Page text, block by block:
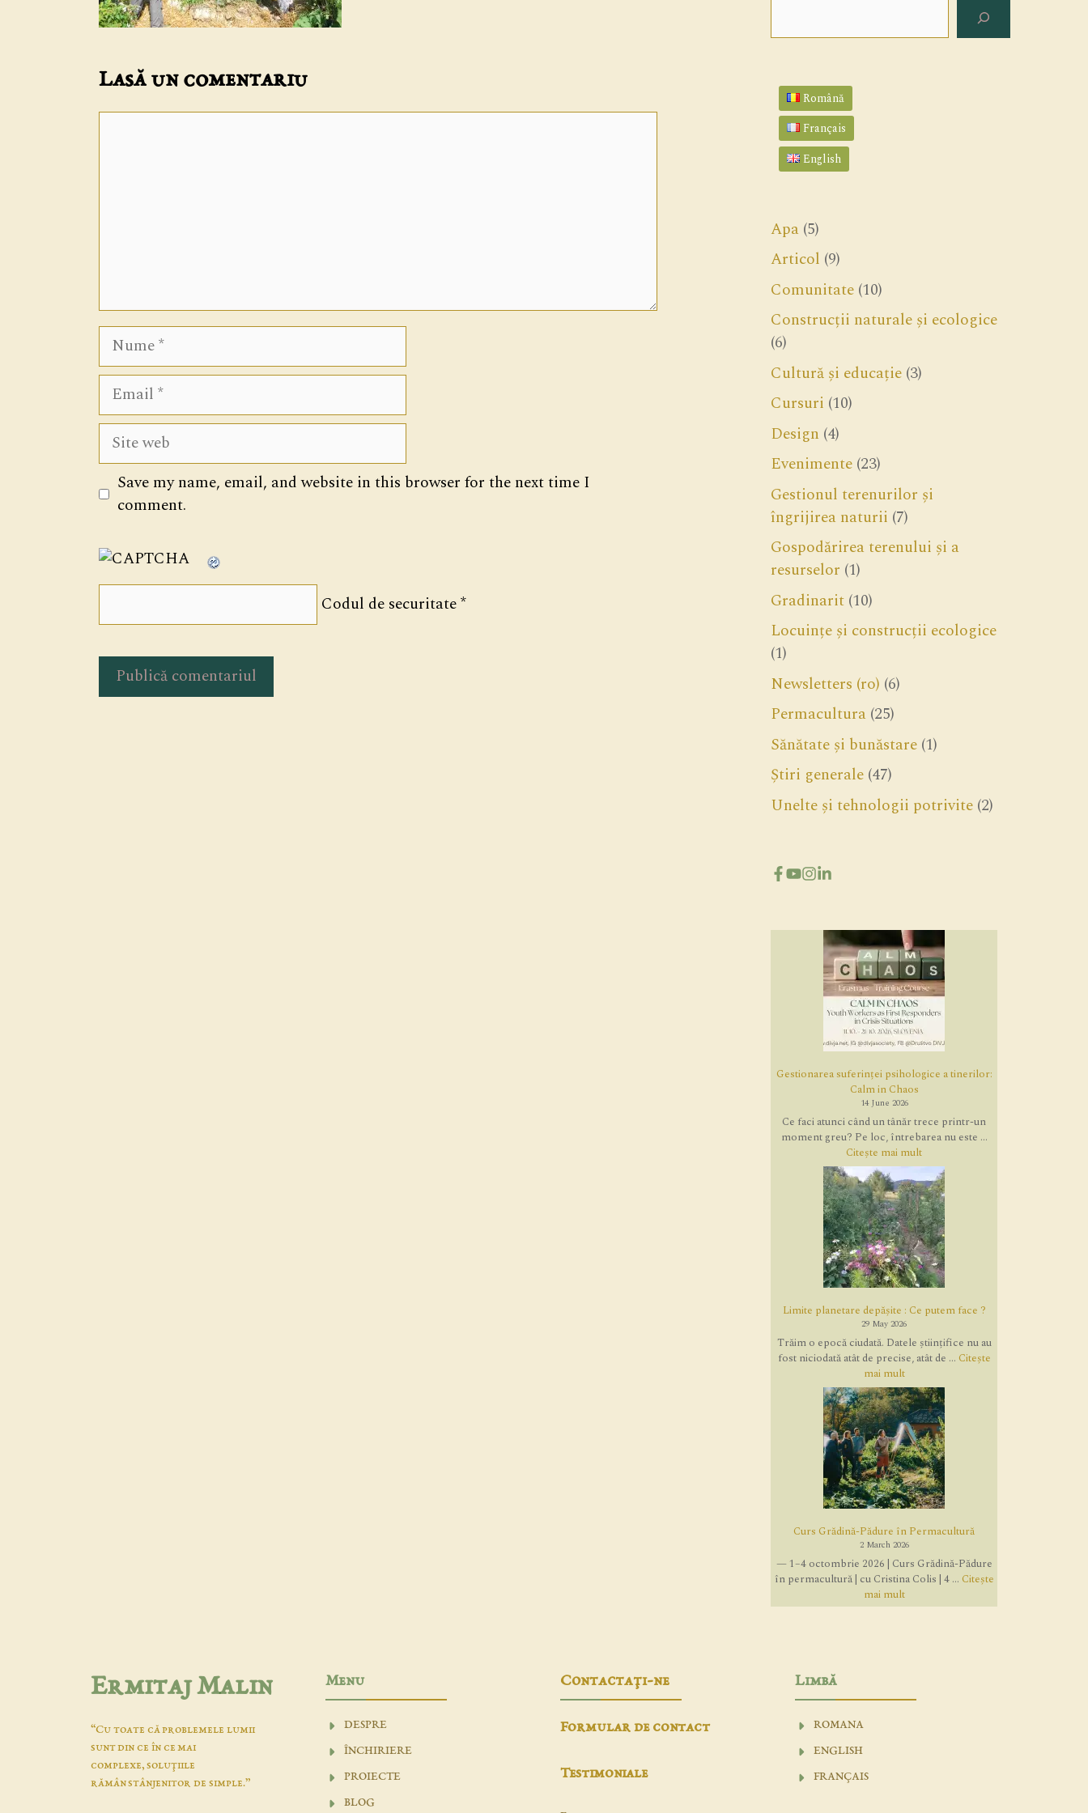
Lasă un comentariu
Nume
Email
Site
web
Save my name, email, and website in this browser for the next time I
comment.
Codul de securitate*
Română
Français
English
Apa (5)
Articol (9)
Comunitate (10)
Construcții naturale și ecologice
(6)
Cultură și educație (3)
Cursuri (10)
Design (4)
Evenimente (23)
Gestionul terenurilor și
îngrijirea naturii (7)
Gospodărirea terenului și a
resurselor (1)
Gradinarit (10)
Locuințe și construcții ecologice
(1)
Newsletters (ro) (6)
Permacultura (25)
Sănătate și bunăstare (1)
Știri generale (47)
Unelte și tehnologii potrivite (2)
Gestionarea suferinței psihologice a tinerilor:
Calm in Chaos
14 June 2026
Ce faci atunci când un tânăr trece printr-un
moment greu? Pe loc, întrebarea nu este ...
Citește mai mult
Limite planetare depășite : Ce putem face ?
29 May 2026
Trăim o epocă ciudată. Datele științifice nu au
fost niciodată atât de precise, atât de ... Citește
mai mult
Curs Grădină-Pădure în Permacultură
2 March 2026
— 1–4 octombrie 2026 | Curs Grădină-Pădure
în permacultură | cu Cristina Colis | 4 ... Citește
mai mult
Ermitaj Malin
“Cu toate că problemele lumii
sunt din ce în ce mai
complexe, soluţiile
rămân stânjenitor de simple.”
Menu
DESPRE
ÎNCHIRIERE
PROIECTE
BLOG
Contactaţi-ne
Formular de contact
Testimoniale
Limbă
ROMANA
ENGLISH
FRANÇAIS